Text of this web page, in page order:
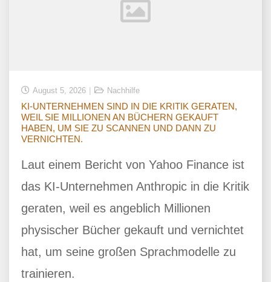
August 5, 2026 Nachhilfe
KI-UNTERNEHMEN SIND IN DIE KRITIK GERATEN,
WEIL SIE MILLIONEN AN BÜCHERN GEKAUFT
HABEN, UM SIE ZU SCANNEN UND DANN ZU
VERNICHTEN.
Laut einem Bericht von Yahoo Finance ist
das KI-Unternehmen Anthropic in die Kritik
geraten, weil es angeblich Millionen
physischer Bücher gekauft und vernichtet
hat, um seine großen Sprachmodelle zu
trainieren.